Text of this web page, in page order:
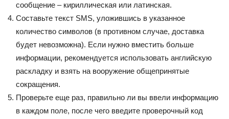
сообщение – кириллическая или латинская.
Составьте текст SMS, уложившись в указанное
количество символов (в противном случае, доставка
будет невозможна). Если нужно вместить больше
информации, рекомендуется использовать английскую
раскладку и взять на вооружение общепринятые
сокращения.
Проверьте еще раз, правильно ли вы ввели информацию
в каждом поле, после чего введите проверочный код